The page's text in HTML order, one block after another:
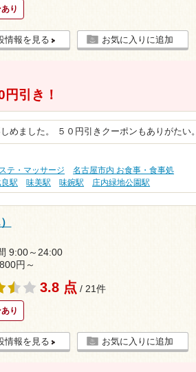
り
情報を見る お気に入りに追加
円引き！
めました。 ５０円引きクーポンもありがたい。
テ・マッサージ
名古屋市内 お食事・食事処
良駅 味美駅 味鋺駅 庄内緑地公園駅
9:00～24:00
円～
3.8 点 / 21件
り
情報を見る お気に入りに追加